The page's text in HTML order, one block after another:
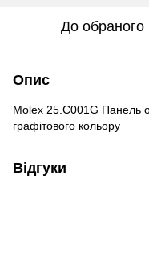
До обраного
Опис
Molex 25.C001G Панель
графітового кольору
Відгуки